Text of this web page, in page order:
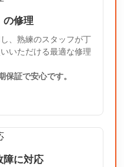
の修理
、熟練のスタッフが丁
いただける最適な修理
証で安心です。
障に対応